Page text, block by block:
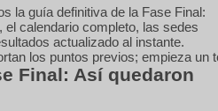
la guía definitiva de la Fase Final:
calendario completo, las sedes
actualizado al instante.
Final: Así quedaron